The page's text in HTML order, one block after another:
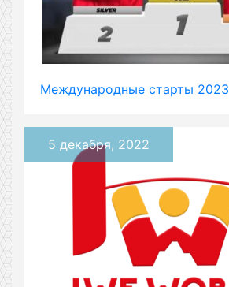
Международные старты 2023
5 декабря, 2022